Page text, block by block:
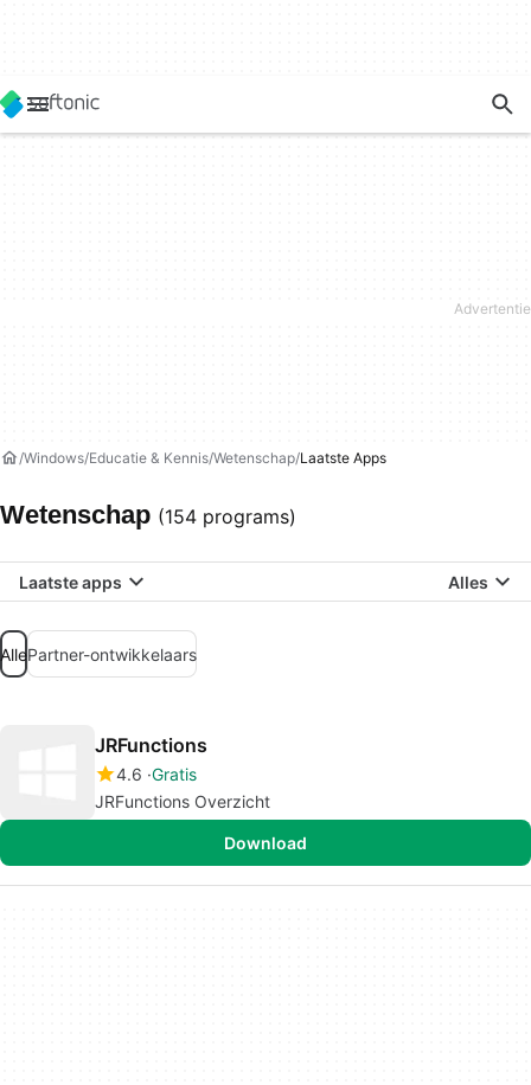
Windows Educatie & Kennis Wetenschap Laatste Apps
Wetenschap (154 programs)
Laatste apps Alles
AllePartner-ontwikkelaars
JRFunctions
4.6 Gratis
JRFunctions Overzicht
Download